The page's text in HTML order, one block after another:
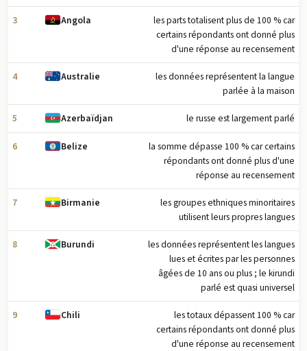
3 Angola
les parts totalisent plus de 100 % car
certains répondants ont donné plus
d'une réponse au recensement
4 Australie
les données représentent la langue
parlée à la maison
5 Azerbaïdjan le russe est largement parlé
6 Belize
la somme dépasse 100 % car certains
répondants ont donné plus d'une
réponse au recensement
7 Birmanie
les groupes ethniques minoritaires
utilisent leurs propres langues
8 Burundi
les données représentent les langues
lues et écrites par les personnes
âgées de 10 ans ou plus ; le kirundi
parlé est quasi universel
9 Chili
les totaux dépassent 100 % car
certains répondants ont donné plus
d'une réponse au recensement